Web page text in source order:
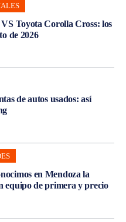
Toyota Corolla Cross: los
de 2026
de autos usados: así
en Mendoza la
equipo de primera y precio